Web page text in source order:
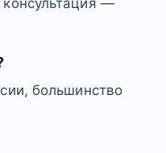
консультация —
большинство